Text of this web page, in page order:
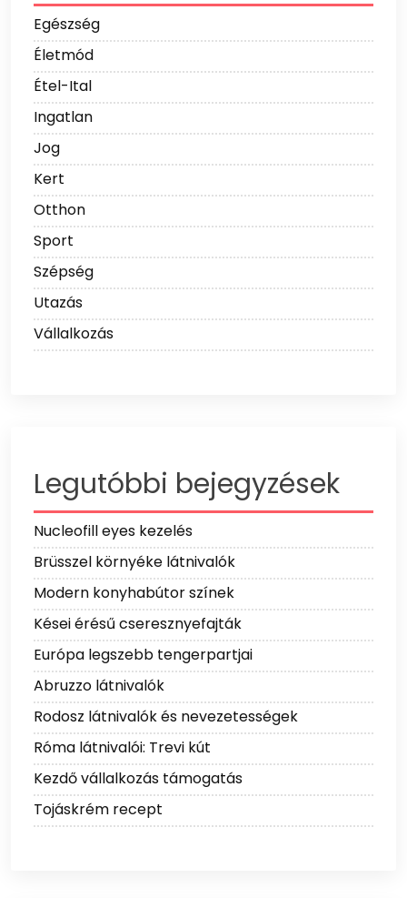
Egészség
Életmód
Étel-Ital
Ingatlan
Jog
Kert
Otthon
Sport
Szépség
Utazás
Vállalkozás
Legutóbbi bejegyzések
Nucleofill eyes kezelés
Brüsszel környéke látnivalók
Modern konyhabútor színek
Kései érésű cseresznyefajták
Európa legszebb tengerpartjai
Abruzzo látnivalók
Rodosz látnivalók és nevezetességek
Róma látnivalói: Trevi kút
Kezdő vállalkozás támogatás
Tojáskrém recept